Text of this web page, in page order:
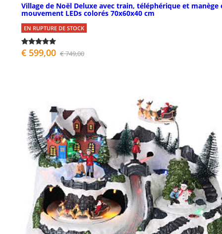
Village de Noël Deluxe avec train, téléphérique et manège
mouvement LEDs colorés 70x60x40 cm
EN RUPTURE DE STOCK
€ 599,00 € 749,00